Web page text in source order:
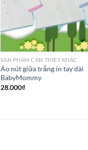
SẢN PHẦM CẦN THIẾT KHÁC
Áo nút giữa trắng in tay dài
BabyMommy
28.000₫